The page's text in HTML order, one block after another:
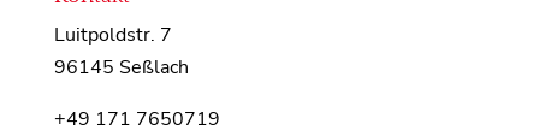
Luitpoldstr. 7
96145 Seßlach
+49 171 7650719